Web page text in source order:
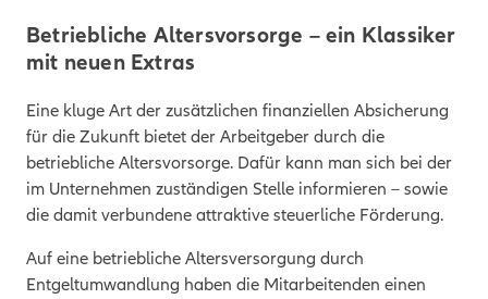
Betriebliche Altersvorsorge – ein Klassiker
mit neuen Extras
Eine kluge Art der zusätzlichen finanziellen Absicherung
für die Zukunft bietet der Arbeitgeber durch die
betriebliche Altersvorsorge. Dafür kann man sich bei der
im Unternehmen zuständigen Stelle informieren – sowie
die damit verbundene attraktive steuerliche Förderung.
Auf eine betriebliche Altersversorgung durch
Entgeltumwandlung haben die Mitarbeitenden einen